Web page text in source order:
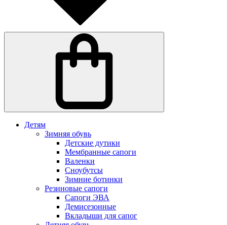
Детям
Зимняя обувь
Детские дутики
Мембранные сапоги
Валенки
Сноубутсы
Зимние ботинки
Резиновые сапоги
Сапоги ЭВА
Демисезонные
Вкладыши для сапог